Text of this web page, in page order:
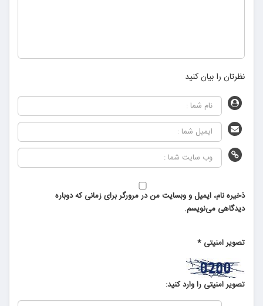
نظرتان را بیان کنید
ذخیره نام، ایمیل و وبسایت من در مرورگر برای زمانی که دوباره
دیدگاهی می‌نویسم.
تصویر امنیتی *
تصویر امنیتی را وارد کنید: